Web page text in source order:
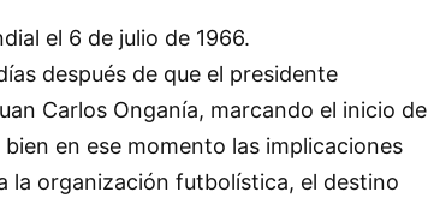
el 6 de julio de 1966.
después de que el presidente
Carlos Onganía, marcando el inicio de
en ese momento las implicaciones
la organización futbolística, el destino